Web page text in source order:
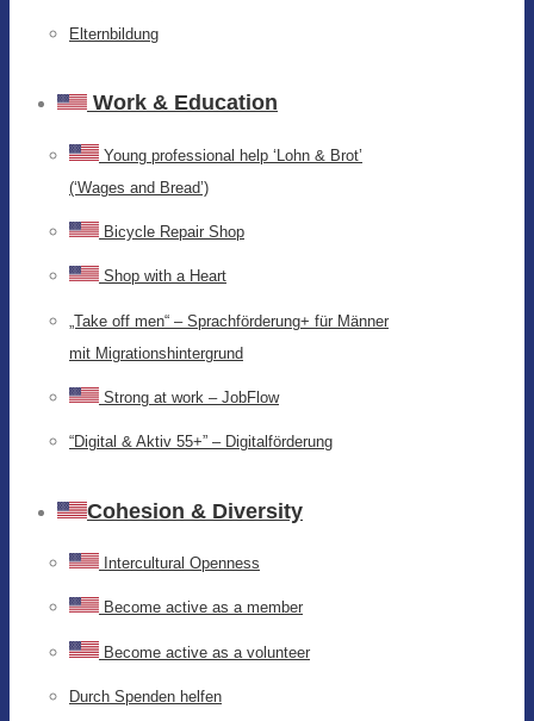
Elternbildung
Work & Education
Young professional help ‘Lohn & Brot’
(‘Wages and Bread’)
Bicycle Repair Shop
Shop with a Heart
„Take off men“ – Sprachförderung+ für Männer
mit Migrationshintergrund
Strong at work – JobFlow
“Digital & Aktiv 55+” – Digitalförderung
Cohesion & Diversity
Intercultural Openness
Become active as a member
Become active as a volunteer
Durch Spenden helfen